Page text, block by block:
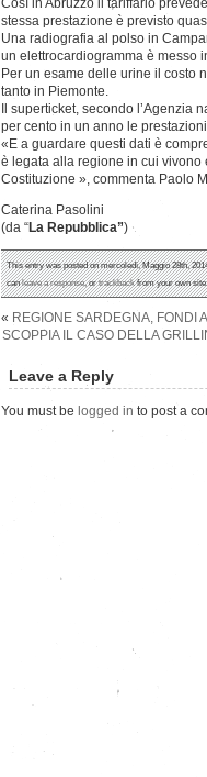
Così in Abruzzo il tariffario
stessa prestazione è previsto
Una radiografia al polso in
un elettrocardiogramma è messo
Per un esame delle urine il costo
tanto in Piemonte.
Il superticket, secondo
per cento in un anno le
«E a guardare questi dati è
è legata alla regione in cui vivono
Costituzione », commenta Paolo
Caterina Pasolini
(da “La Repubblica”)
This entry was posted on mercoledì, Maggio 28th,
canleave a response, ortrackbackfrom your own site.
« REGIONE SARDEGNA, FONDI
SCOPPIA IL CASO DELLA
Leave a Reply
You must be logged in to post a